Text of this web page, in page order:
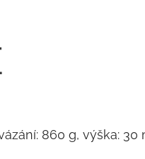
860 g, výška: